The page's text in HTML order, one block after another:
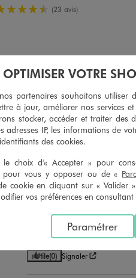
4.5/5 de moyenne
(23 avis)
5/
Avis vérifié et récompensé
Bien
Avis du03/03/2026 , suite à
5 /
Avis vérifié et récompensé
Mon petit fils ne veut plus les
Avis du19/01/2026 , suite à
Utile(0) Signaler
OPTIMISER VOTRE
partenaires souhaitons utiliser
à jour, améliorer nos services
stocker, accéder et traiter des
adresses IP, les informations de
des cookies.
le choix d'« Accepter » pour
pour vous y opposer ou de «
cookie en cliquant sur « Valider
vos préférences en
Paramétrer